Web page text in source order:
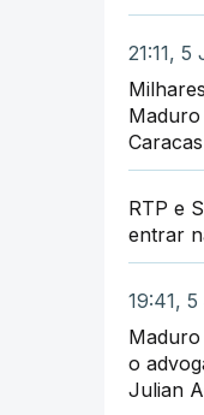
21:11,
Caracas
RTP e
entrar
19:41,
o
Julian